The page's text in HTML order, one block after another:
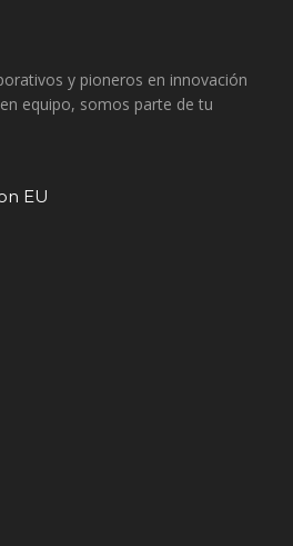
y pioneros en innovación
equipo, somos parte de tu
EU